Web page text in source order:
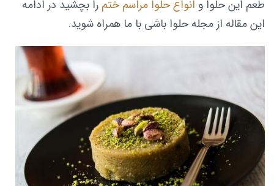
طعم این حلوا و انواع حلوا مراسم ختم را بچشید در ادامه
این مقاله از مجله حلوا باشی با ما همراه شوید.